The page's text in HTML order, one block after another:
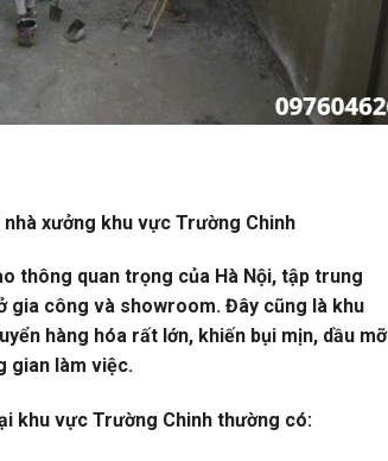
xưởng khu vực Trường Chinh
thông quan trọng của Hà Nội, tập trung
gia công và showroom. Đây cũng là khu
hàng hóa rất lớn, khiến bụi mịn, dầu mỡ
gian làm việc.
khu vực Trường Chinh thường có: